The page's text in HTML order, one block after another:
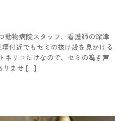
動物病院スタッフ、看護師の深津
付近でもセミの抜け殻を見かける
ネリコだけなので、セミの鳴き声
りませ […]